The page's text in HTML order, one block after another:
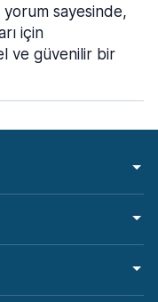
sayesinde,
için
ve güvenilir bir